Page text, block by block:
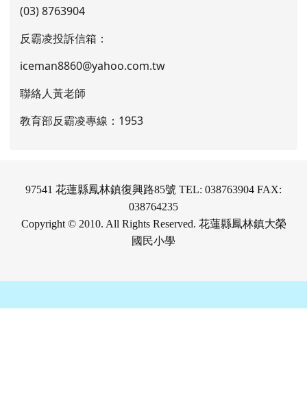
(03) 8763904
反霸凌投訴信箱：
iceman8860@yahoo.com.tw
聯絡人黃老師
教育部反霸凌專線：1953
97541 花蓮縣鳳林鎮復興路85號 TEL: 038763904 FAX:
038764235
Copyright © 2010. All Rights Reserved. 花蓮縣鳳林鎮大榮
國民小學